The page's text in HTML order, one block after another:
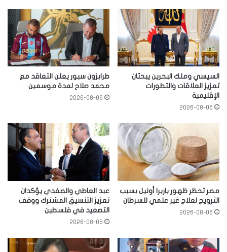
السيسي وملك البحرين يبحثان
تعزيز العلاقات والتطورات
الإقليمية
2026-08-06
طرابزون سبور يعلن التعاقد مع
محمد صلاح لمدة موسمين
2026-08-06
مصر تحظر ظهور باربرا أونيل بسبب
الترويج لعلاج غير علمي للسرطان
2026-08-06
عبد العاطي والصفدي يؤكدان
تعزيز التنسيق المشترك ووقف
التصعيد في فلسطين
2026-08-05